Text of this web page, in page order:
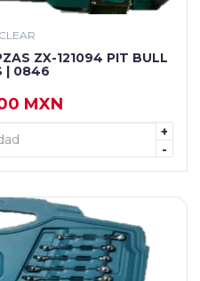
ZX-121094 PIT BULL
| 0846
MXN
+
-